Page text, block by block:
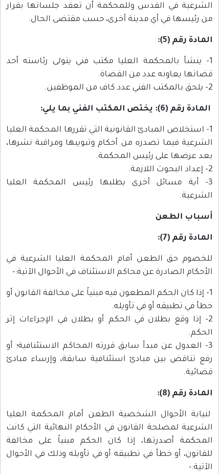
الشرعية في القدس وللمحكمة أن تعقد جلساتها بقرار
من رئيسها في أي مدينة أخرى، حسب مقتضى الحال.
المادة رقم (5):
1- ينشأ بالمحكمة العليا مكتب فني يتولى رئاسته أحد
قضاتها يعاونه عدد من القضاة.
2- يلحق بالمكتب الفني عدد كاف من الموظفين.
المادة رقم (6): يختص المكتب الفني بما يلي:
1- استخلاص المبادئ القانونية التي تقررها المحكمة العليا
الشرعية فيما تصدره من أحكام وتبويبها ومراقبة نشرها،
بعد عرضها على رئيس المحكمة.
2- إعداد البحوث اللازمة.
3- أية مسائل أخرى يطلبها رئيس المحكمة العليا
الشرعية.
أسباب الطعن
المادة رقم (7):
للخصوم حق الطعن أمام المحكمة العليا الشرعية في
الأحكام الصادرة عن محاكم الاستئناف في الأحوال الآتية:-
1- إذا كان الحكم المطعون فيه مبنياً على مخالفة القانون أو
خطأ في تطبيقه أو في تأويله.
2- إذا وقع بطلان في الحكم أو بطلان في الإجراءات إثر
الحكم.
3- العدول عن مبدأ سابق قررته المحاكم الاستئنافية؛ أو
رفع تناقض بين مبادئ استئنافية سابقة، وإرساء مبادئ
قضائية.
المادة رقم (8):
لنيابة الأحوال الشخصية الطعن أمام المحكمة العليا
الشرعية لمصلحة القانون في الأحكام النهائية التي كانت
المحكمة أصدرتها، إذا كان الحكم مبنياً على مخالفة
للقانون، أو خطأ في تطبيقه أو في تأويله وذلك في الأحوال
الآتية:-